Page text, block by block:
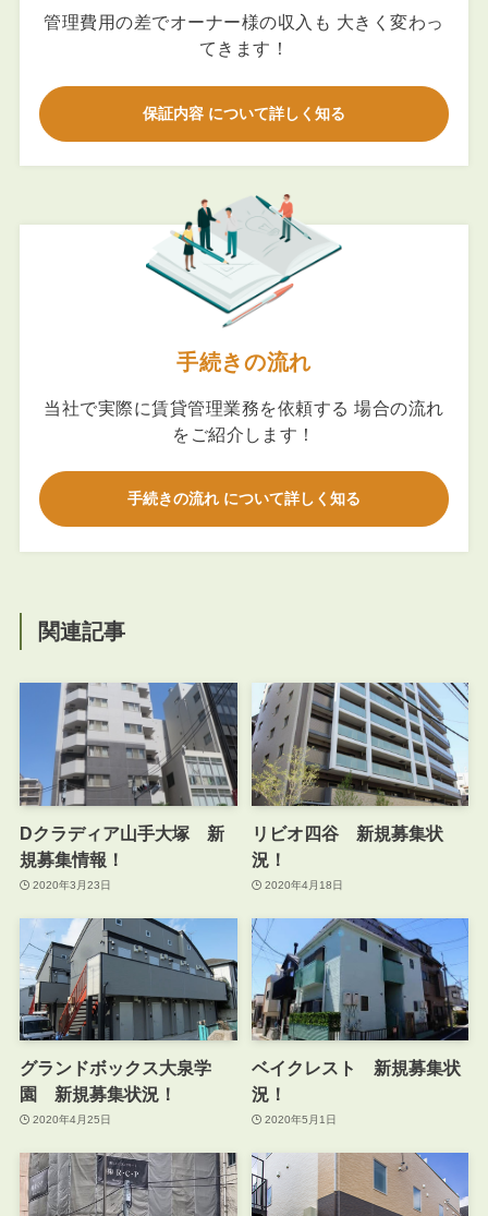
管理費用の差でオーナー様の収入も 大きく変わっ
てきます！
保証内容 について詳しく知る
手続きの流れ
当社で実際に賃貸管理業務を依頼する 場合の流れ
をご紹介します！
手続きの流れ について詳しく知る
関連記事
Dクラディア山手大塚 新
規募集情報！
2020年3月23日
リビオ四谷 新規募集状
況！
2020年4月18日
グランドボックス大泉学
園 新規募集状況！
2020年4月25日
ベイクレスト 新規募集状
況！
2020年5月1日